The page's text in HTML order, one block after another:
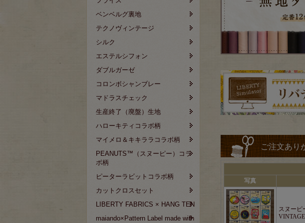
ベンベルグ裏地
テクノヴィンテージ
シルク
エステルシフォン
ダブルガーゼ
コロンボシャンブレー
マドラスチェック
生産終了（廃盤）生地
ハローキティコラボ柄
マイメロ＆キキララコラボ柄
PEANUTS™（スヌーピー）コラ
ボ柄
ピーターラビットコラボ柄
カットクロスセット
LIBERTY FABRICS × HANG TEN
maiando×Pattern Label made with
ご注文あり